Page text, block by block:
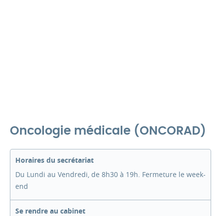
Oncologie médicale (ONCORAD)
Horaires du secrétariat
Du Lundi au Vendredi, de 8h30 à 19h. Fermeture le week-
end
Se rendre au cabinet